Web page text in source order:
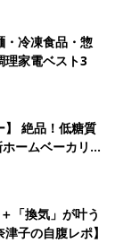
・冷凍食品・惣
理家電ベスト3
】 絶品！低糖質
ームベーカリー
「換気」が叶う
子の自腹レポ】